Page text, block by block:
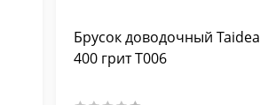
Брусок доводочный Taidea
400 грит T006